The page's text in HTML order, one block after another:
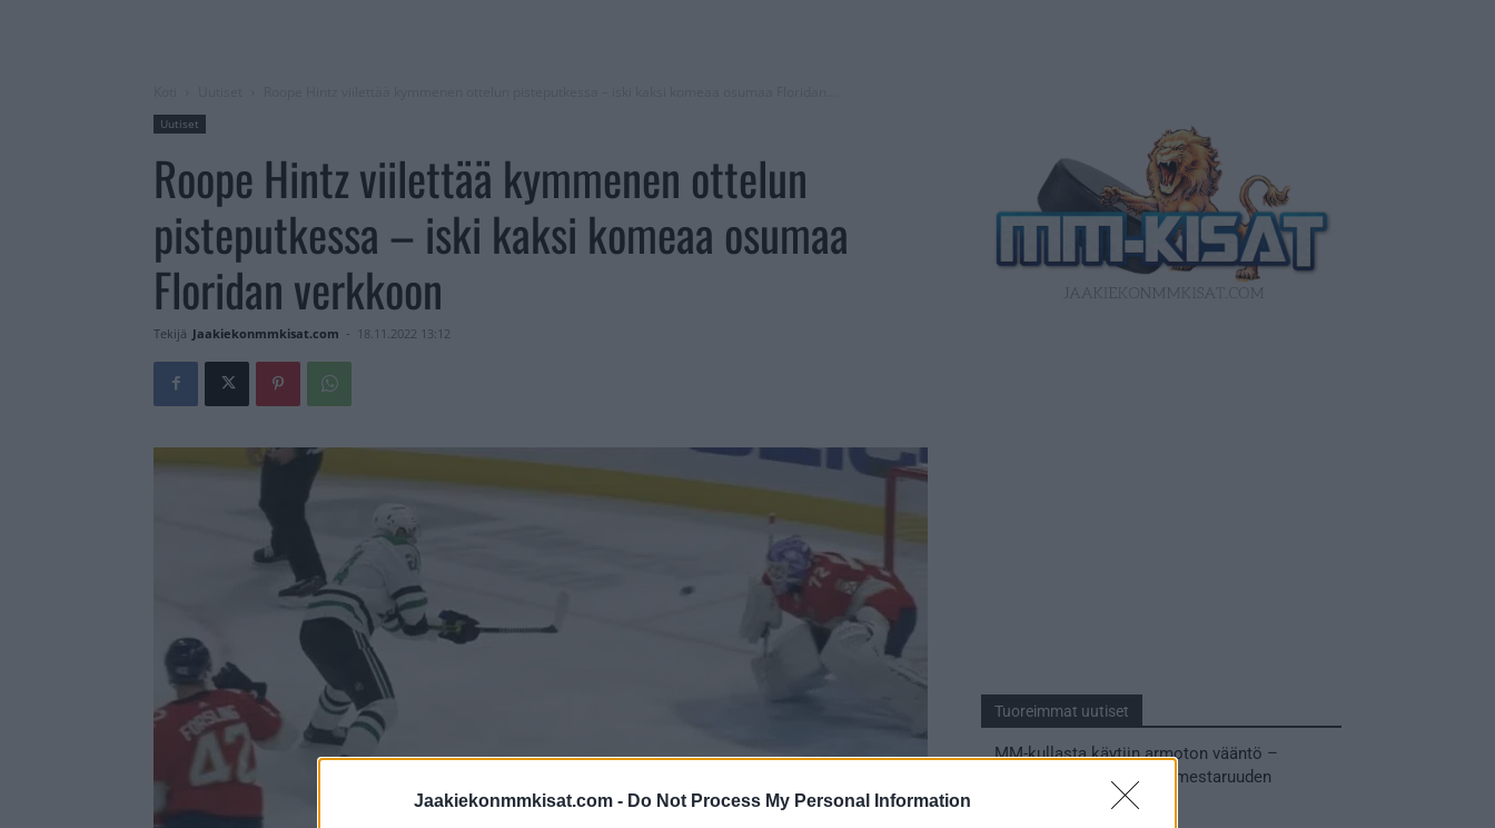
Jaakiekonmmkisat.com - Do Not Process My Personal Information
Uutiset
Roope Hintz viilettää kymmenen ottelun
pisteputkessa – iski kaksi komeaa osumaa
Floridan verkkoon
Tekijä Jaakiekonmmkisat.com - 18.11.2022 13:12
Tuoreimmat uutiset
MM-kullasta käytiin armoton vääntö –
Leijonat voitti maailmanmestaruuden